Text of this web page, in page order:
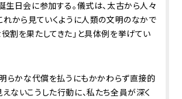
生日会に参加する。儀式は、太古から人々
れから見ていくように人類の文明のなかで
割を果たしてきた」と具体例を挙げてい
明らかな代償を払うにもかかわらず直接的
ないこうした行動に、私たち全員が深く